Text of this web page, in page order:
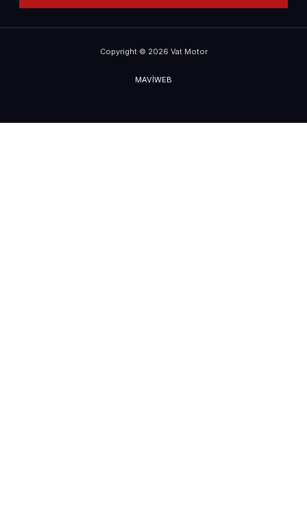
Copyright © 2026 Vat Motor
MAVİWEB